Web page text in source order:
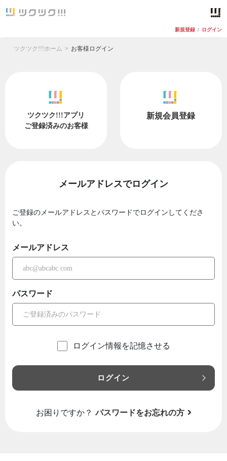
新規登録 / ログイン
ツクツク!!!ホーム お客様ログイン
ツクツク!!!アプリ
ご登録済みのお客様
新規会員登録
メールアドレスでログイン
ご登録のメールアドレスとパスワードでログインしてくださ
い。
メールアドレス
パスワード
ログイン情報を記憶させる
ログイン
お困りですか？ パスワードをお忘れの方